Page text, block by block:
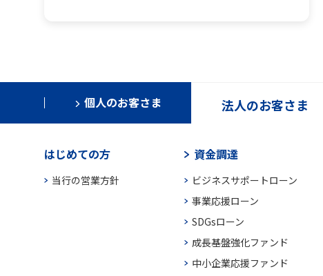
個人のお客さま 法人のお客さま
はじめての方
当行の営業方針
資金調達
ビジネスサポートローン
事業応援ローン
SDGsローン
成長基盤強化ファンド
中小企業応援ファンド